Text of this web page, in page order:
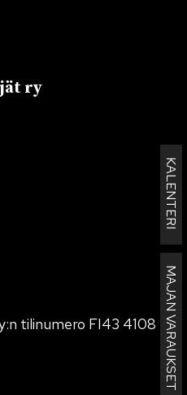
KALENTERI
MAJAN VARAUKSET
ry
tilinumero FI43 4108